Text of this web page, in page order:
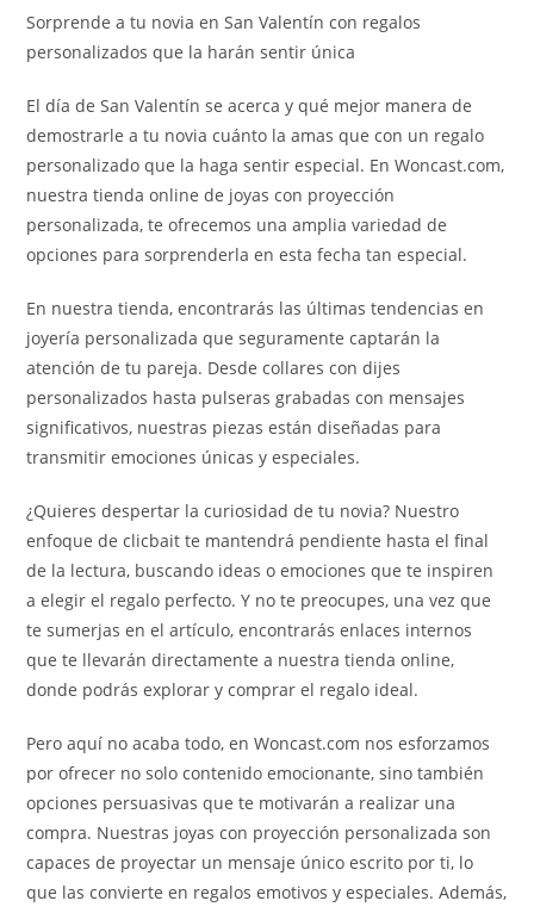
Sorprende a tu novia en San Valentín con regalos
personalizados que la harán sentir única
El día de San Valentín se acerca y qué mejor manera de
demostrarle a tu novia cuánto la amas que con un regalo
personalizado que la haga sentir especial. En Woncast.com,
nuestra tienda online de joyas con proyección
personalizada, te ofrecemos una amplia variedad de
opciones para sorprenderla en esta fecha tan especial.
En nuestra tienda, encontrarás las últimas tendencias en
joyería personalizada que seguramente captarán la
atención de tu pareja. Desde collares con dijes
personalizados hasta pulseras grabadas con mensajes
significativos, nuestras piezas están diseñadas para
transmitir emociones únicas y especiales.
¿Quieres despertar la curiosidad de tu novia? Nuestro
enfoque de clicbait te mantendrá pendiente hasta el final
de la lectura, buscando ideas o emociones que te inspiren
a elegir el regalo perfecto. Y no te preocupes, una vez que
te sumerjas en el artículo, encontrarás enlaces internos
que te llevarán directamente a nuestra tienda online,
donde podrás explorar y comprar el regalo ideal.
Pero aquí no acaba todo, en Woncast.com nos esforzamos
por ofrecer no solo contenido emocionante, sino también
opciones persuasivas que te motivarán a realizar una
compra. Nuestras joyas con proyección personalizada son
capaces de proyectar un mensaje único escrito por ti, lo
que las convierte en regalos emotivos y especiales. Además,